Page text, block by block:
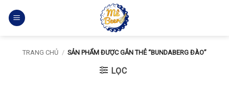
qua
TRANG CHỦ / SẢN PHẨM ĐƯỢC GẮN THẺ “BUNDABERG ĐÀO”
LỌC